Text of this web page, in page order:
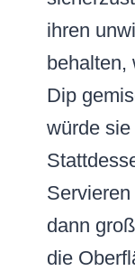
ihren
behalten,
Dip
würde
dann
die